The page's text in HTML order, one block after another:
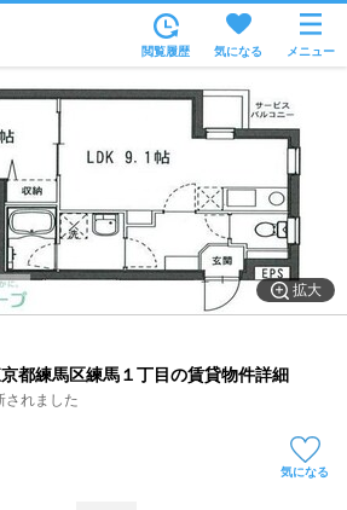
家賃相場から
通勤通学時間から
物件特集から
閲覧履歴 気になる メニュー
拡大
都練馬区練馬１丁目の賃貸物件詳細
されました
気になる